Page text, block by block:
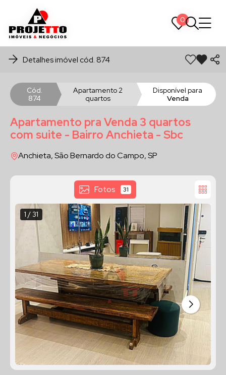
0
0
Detalhes imóvel cód. 874
Cód.
874
Apartamento 2
quartos
Disponível para
Venda
Apartamento pra Venda 3 quartos
com suite - Bairro Anchieta - Sbc
Anchieta, São Bernardo do Campo, SP
Fotos 31
1 / 31